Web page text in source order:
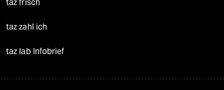
taz frisch
taz zahl ich
taz lab Infobrief